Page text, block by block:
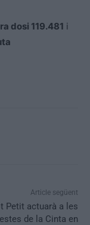
dosi 119.481 i
Article següent
Petit actuarà a les
de la Cinta en